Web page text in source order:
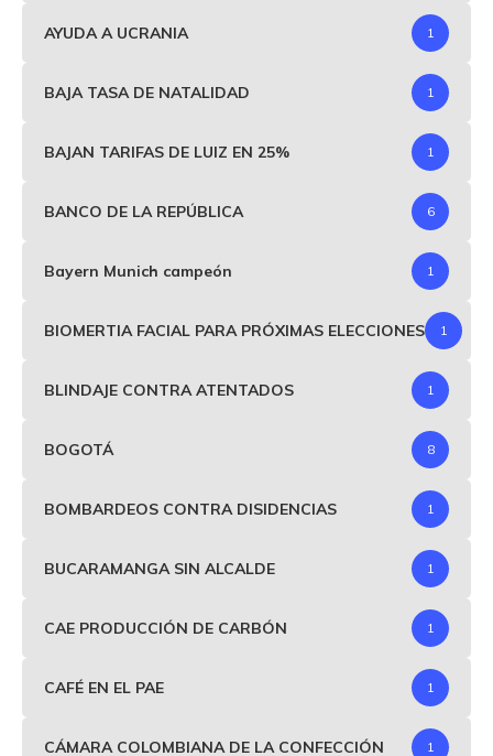
AYUDA A UCRANIA 1
BAJA TASA DE NATALIDAD 1
BAJAN TARIFAS DE LUIZ EN 25% 1
BANCO DE LA REPÚBLICA 6
Bayern Munich campeón 1
BIOMERTIA FACIAL PARA PRÓXIMAS ELECCIONES 1
BLINDAJE CONTRA ATENTADOS 1
BOGOTÁ 8
BOMBARDEOS CONTRA DISIDENCIAS 1
BUCARAMANGA SIN ALCALDE 1
CAE PRODUCCIÓN DE CARBÓN 1
CAFÉ EN EL PAE 1
CÁMARA COLOMBIANA DE LA CONFECCIÓN 1